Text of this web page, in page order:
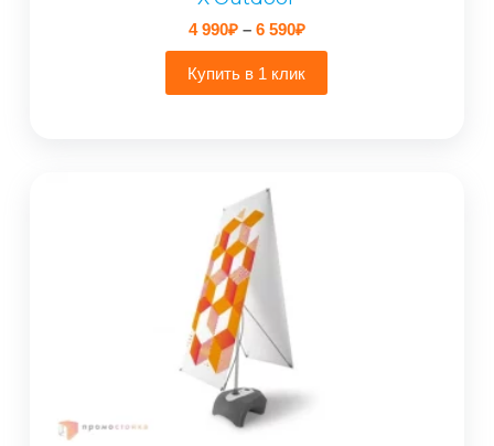
4 990₽ – 6 590₽Диапазон
цен:
4
990₽
Купить в 1 клик